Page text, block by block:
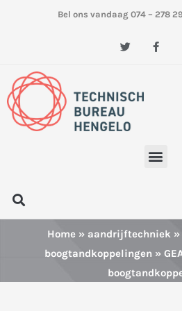
Bel ons vandaag 074 – 278
T
w
e
r
F
a
Zoeken
Home » aandrijftechniek »
boogtandkoppelingen »